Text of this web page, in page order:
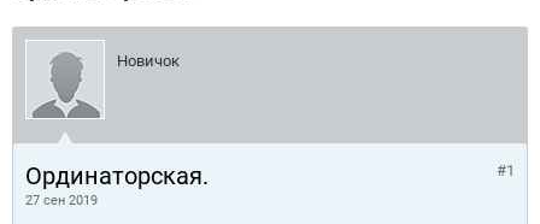
Новичок
Ординаторская.
27 сен 2019
#1